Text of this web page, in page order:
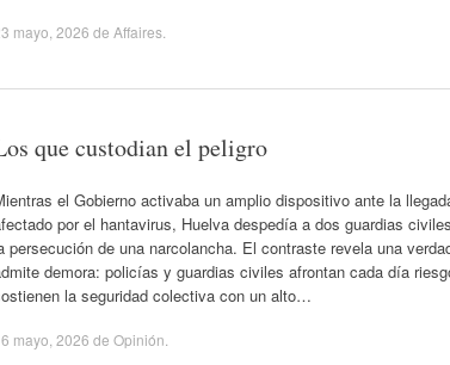
mayo, 2026 de Affaires
que custodian el peligro
el Gobierno activaba un amplio dispositivo ante la
por el hantavirus, Huelva despedía a dos guardias
persecución de una narcolancha. El contraste revela una
demora: policías y guardias civiles afrontan cada día
la seguridad colectiva con un alto…
mayo, 2026 de Opinión